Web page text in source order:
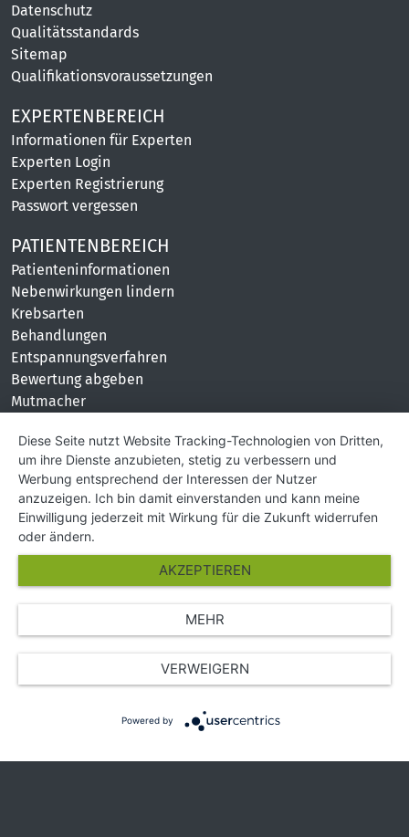
Datenschutz
Qualitätsstandards
Sitemap
Qualifikationsvoraussetzungen
EXPERTENBEREICH
Informationen für Experten
Experten Login
Experten Registrierung
Passwort vergessen
PATIENTENBEREICH
Patienteninformationen
Nebenwirkungen lindern
Krebsarten
Behandlungen
Entspannungsverfahren
Bewertung abgeben
Mutmacher
KONTAKT
Impressum
Hilfe und Kontakt
Partner
Presse
Über Uns
© Copyright 2026 SGK Stärker gegen Krebs
Diese Seite nutzt Website Tracking-Technologien von Dritten,
um ihre Dienste anzubieten, stetig zu verbessern und
Werbung entsprechend der Interessen der Nutzer
anzuzeigen. Ich bin damit einverstanden und kann meine
Einwilligung jederzeit mit Wirkung für die Zukunft widerrufen
oder ändern.
VERWEIGERN
AKZEPTIEREN
MEHR
Powered by